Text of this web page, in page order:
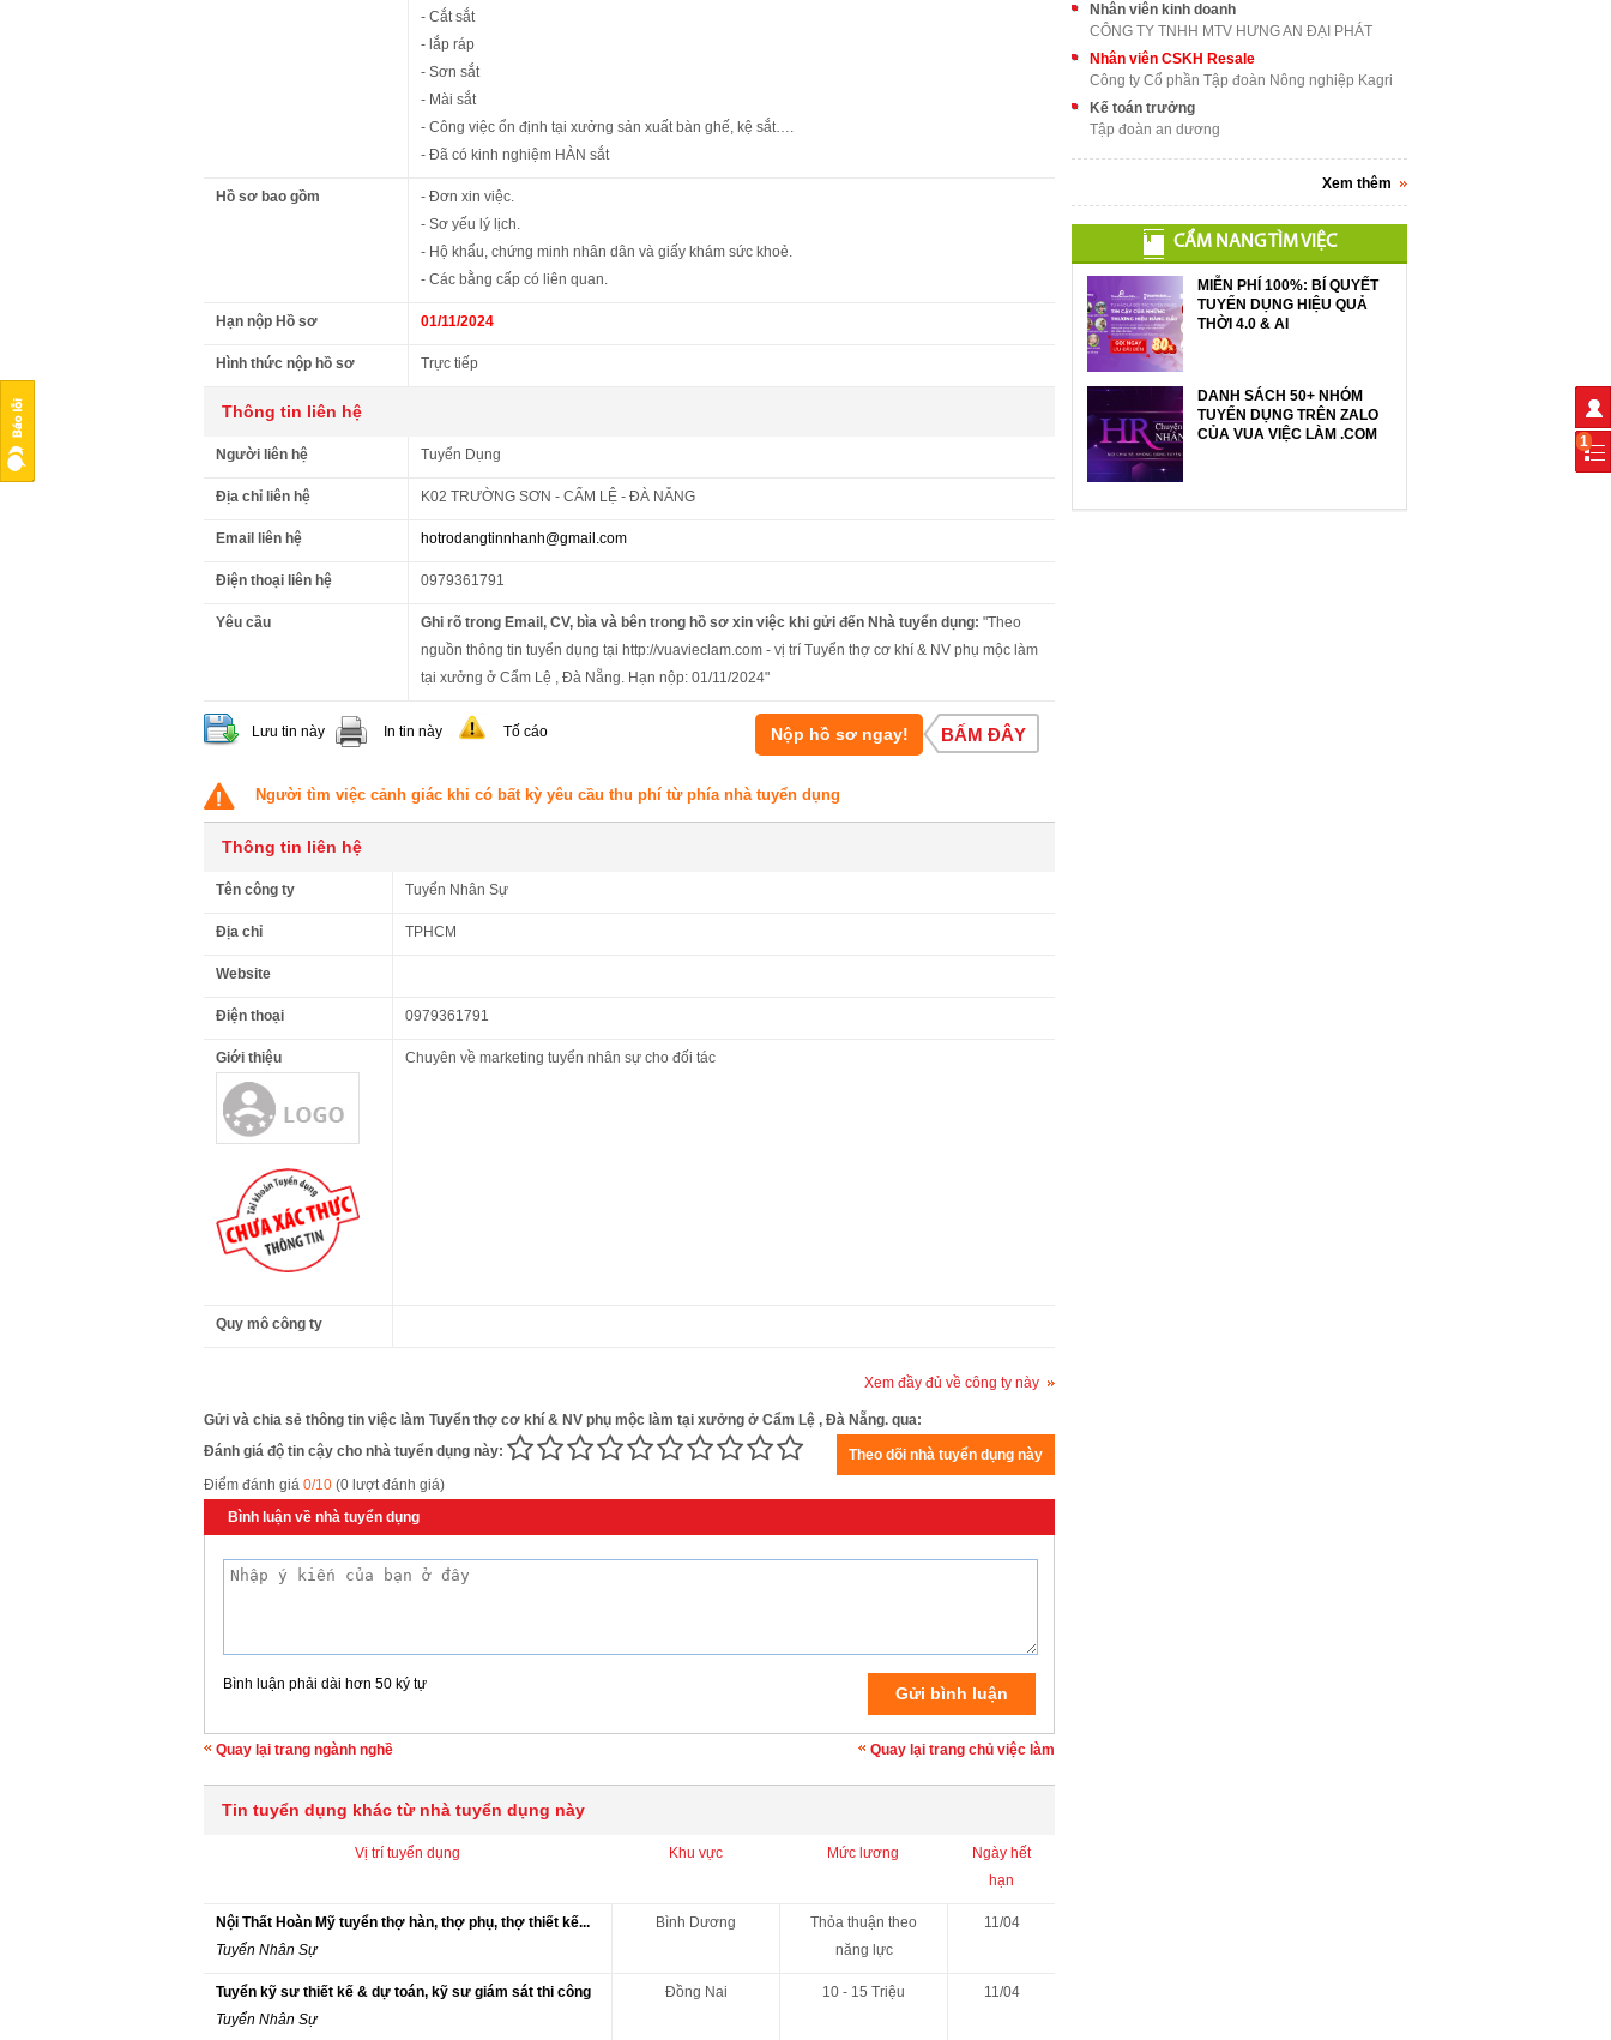
- Cắt sắt
- lắp ráp
- Sơn sắt
- Mài sắt
- Công việc ổn định tại xưởng sản xuất bàn ghế, kệ sắt….
- Đã có kinh nghiệm HÀN sắt
Hồ sơ bao gồm
- Đơn xin việc.
- Sơ yếu lý lịch.
- Hộ khẩu, chứng minh nhân dân và giấy khám sức khoẻ.
- Các bằng cấp có liên quan.
Hạn nộp Hồ sơ 01/11/2024
Hình thức nộp hồ sơ Trực tiếp
Thông tin liên hệ
Người liên hệ Tuyển Dụng
Địa chỉ liên hệ K02 TRƯỜNG SƠN - CẨM LỆ - ĐÀ NẴNG
Email liên hệ hotrodangtinnhanh@gmail.com
Điện thoại liên hệ 0979361791
Yêu cầu Ghi rõ trong Email, CV, bìa và bên trong hồ sơ xin việc khi gửi đến Nhà tuyển dụng: "Theo
nguồn thông tin tuyển dụng tại http://vuavieclam.com - vị trí Tuyển thợ cơ khí & NV phụ mộc làm
tại xưởng ở Cẩm Lệ , Đà Nẵng. Hạn nộp: 01/11/2024"
Lưu tin này In tin này Tố cáo Nộp hồ sơ ngay! BẤM ĐÂY
Người tìm việc cảnh giác khi có bất kỳ yêu cầu thu phí từ phía nhà tuyển dụng
Thông tin liên hệ
Tên công ty Tuyển Nhân Sự
Địa chỉ TPHCM
Website
Điện thoại 0979361791
Giới thiệu Chuyên về marketing tuyển nhân sự cho đối tác
Quy mô công ty
Xem đầy đủ về công ty này
Gửi và chia sẻ thông tin việc làm Tuyển thợ cơ khí & NV phụ mộc làm tại xưởng ở Cẩm Lệ , Đà Nẵng. qua:
Đánh giá độ tin cậy cho nhà tuyển dụng này:
Điểm đánh giá 0/10 (0 lượt đánh giá)
Bình luận về nhà tuyển dụng
Bình luận phải dài hơn 50 ký tự
Quay lại trang ngành nghề Quay lại trang chủ việc làm
Tin tuyển dụng khác từ nhà tuyển dụng này
Vị trí tuyển dụng Khu vực Mức lương
Ngày hết
hạn
Nội Thất Hoàn Mỹ tuyển thợ hàn, thợ phụ, thợ thiết kế...
Tuyển Nhân Sự
Bình Dương
Thỏa thuận theo
năng lực
11/04
Tuyển kỹ sư thiết kế & dự toán, kỹ sư giám sát thi công
Tuyển Nhân Sự
Đồng Nai 10 - 15 Triệu 11/04
Nhân viên kinh doanh
CÔNG TY TNHH MTV HƯNG AN ĐẠI PHÁT
Nhân viên CSKH Resale
Công ty Cổ phần Tập đoàn Nông nghiệp Kagri
Kế toán trưởng
Tập đoàn an dương
Xem thêm
CẨM NANG TÌM VIỆC
MIỄN PHÍ 100%: BÍ QUYẾT
TUYỂN DỤNG HIỆU QUẢ
THỜI 4.0 & AI
DANH SÁCH 50+ NHÓM
TUYỂN DỤNG TRÊN ZALO
CỦA VUA VIỆC LÀM .COM
1